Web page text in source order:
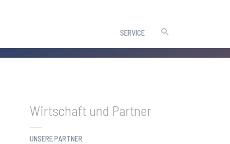
SERVICE
Wirtschaft und Partner
UNSERE PARTNER